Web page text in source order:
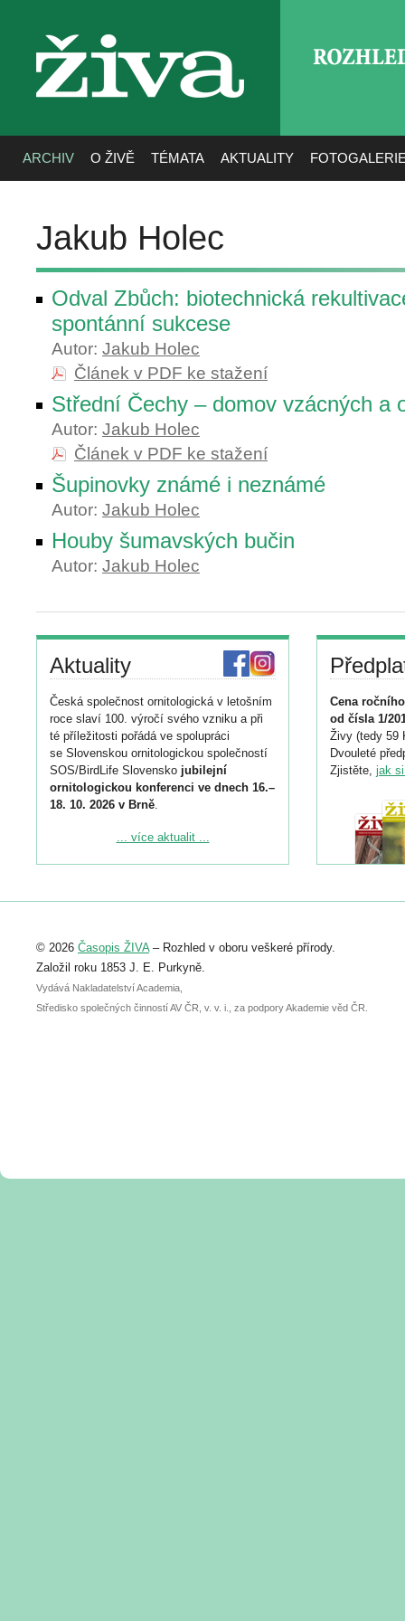
živa
ARCHIV O ŽIVĚ TÉMATA AKTUALITY
Jakub Holec
Odval Zbůch: biotechnická
spontánní sukcese
Autor: Jakub Holec
Článek v PDF ke stažení
Střední Čechy – domov vzácných a
Autor: Jakub Holec
Článek v PDF ke stažení
Šupinovky známé i neznámé
Autor: Jakub Holec
Houby šumavských bučin
Autor: Jakub Holec
Aktuality
Česká společnost ornitologická v letošním
roce slaví 100. výročí svého vzniku a při
té příležitosti pořádá ve spolupráci
se Slovenskou ornitologickou společností
SOS/BirdLife Slovensko jubilejní
ornitologickou konferenci ve dnech 16.–
18. 10. 2026 v Brně.
Podrobnější informace ke konferenci
Registrovat se můžete do 6. září.
abstraktu přihlášené přednášky nebo
posteru je už 30. června.
... více aktualit ...
Cena
od čísla 1/
Živy (tedy 59
Dvouleté
Zjistěte, jak
© 2026 Časopis ŽIVA– Rozhled v oboru veškeré přírody.
Založil roku 1853 J. E. Purkyně.
Vydává Nakladatelství Academia,
Středisko společných činností AV ČR, v. v. i., za podpory Akademie věd ČR.